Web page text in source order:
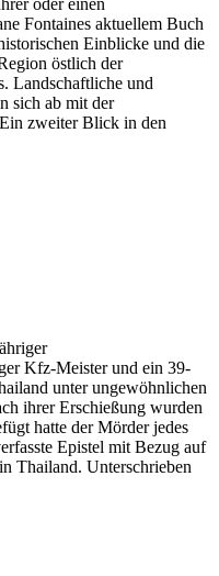
oder einen
Fontaines aktuellem Buch
Einblicke und die
östlich der
Landschaftliche und
sich ab mit der
zweiter Blick in den
Kfz-Meister und ein 39-
unter ungewöhnlichen
ihrer Erschießung wurden
hatte der Mörder jedes
Epistel mit Bezug auf
Thailand. Unterschrieben